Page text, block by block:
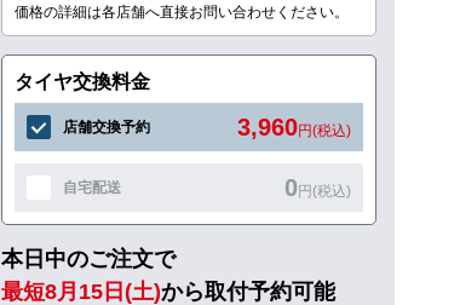
価格の詳細は各店舗へ直接お問い合わせください。
タイヤ交換料金
店舗交換予約 3,960円(税込)
自宅配送 0円(税込)
本日中のご注文で
最短8月15日(土)から取付予約可能